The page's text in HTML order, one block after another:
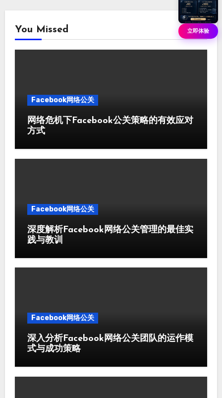
You Missed
Facebook网络公关
网络危机下Facebook公关策略的有效应对
方式
Facebook网络公关
深度解析Facebook网络公关管理的最佳实
践与教训
Facebook网络公关
深入分析Facebook网络公关团队的运作模
式与成功策略
立即体验